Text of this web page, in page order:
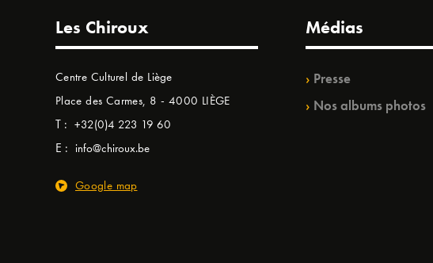
Les Chiroux
Centre Culturel de Liège
Place des Carmes, 8 - 4000 LIÈGE
T : +32(0)4 223 19 60
E : info@chiroux.be
Google map
Médias
Presse
Nos albums photos